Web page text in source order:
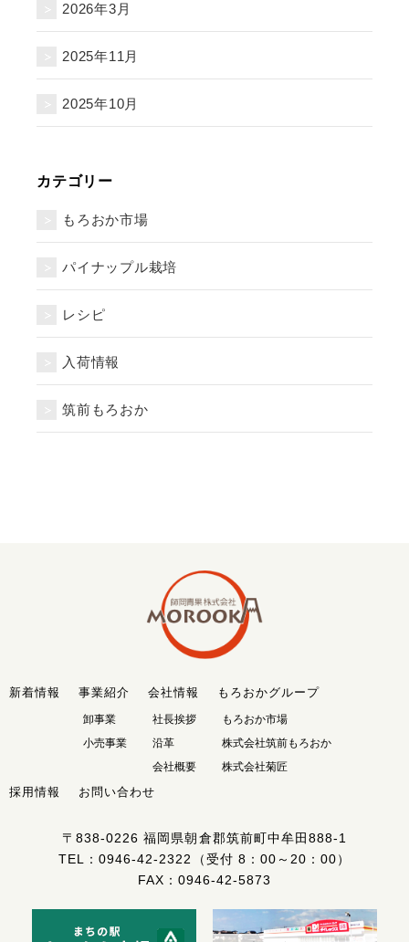
2026年3月
2025年11月
2025年10月
カテゴリー
もろおか市場
パイナップル栽培
レシピ
入荷情報
筑前もろおか
新着情報 事業紹介
卸事業
小売事業
会社情報
社長挨拶
沿革
会社概要
もろおかグループ
もろおか市場
株式会社筑前もろおか
株式会社菊匠
採用情報 お問い合わせ
〒838-0226福岡県朝倉郡筑前町中牟田888-1
TEL： 0946-42-2322
（受付 8：00～20：00）
FAX：0946-42-5873